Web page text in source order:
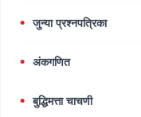
जुन्या प्रश्नपत्रिका
अंकगणित
बुद्धिमत्ता चाचणी